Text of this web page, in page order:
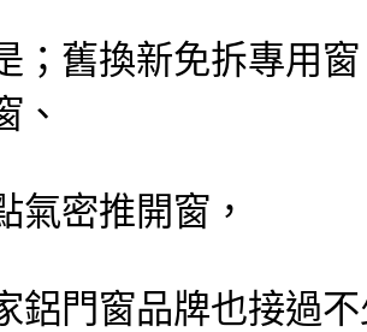
；舊換新免拆專用
、
氣密推開窗，
鋁門窗品牌也接過